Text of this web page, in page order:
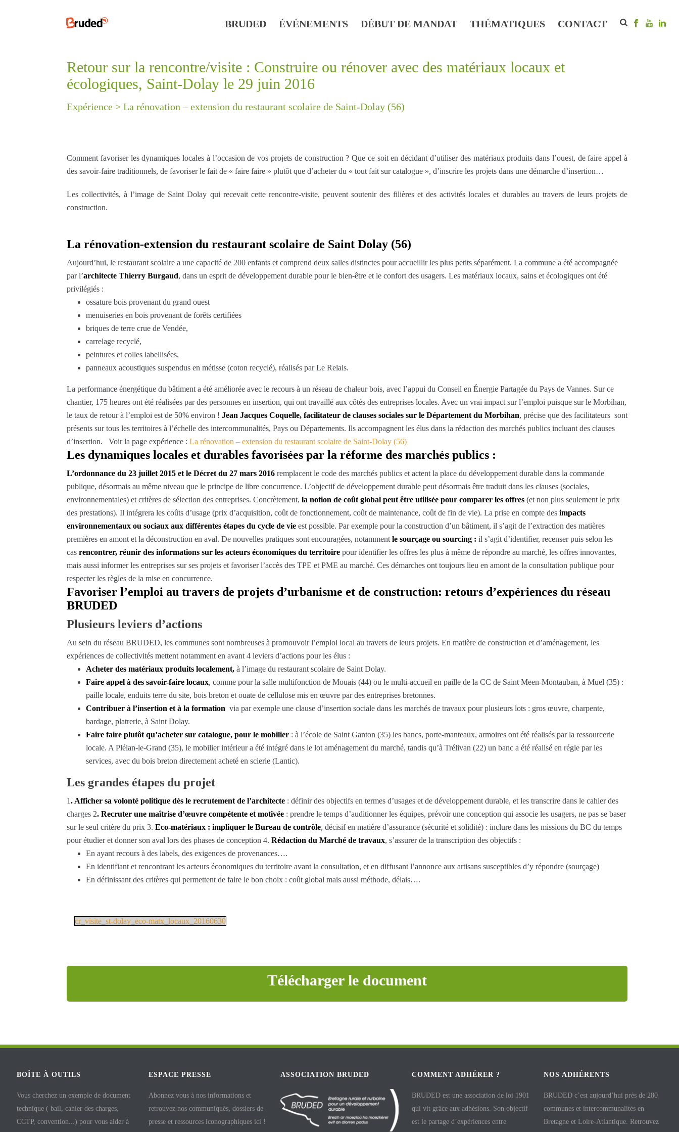
BRUDED ÉVÉNEMENTS DÉBUT DE MANDAT THÉMATIQUES CONTACT
Retour sur la rencontre/visite : Construire ou rénover avec des matériaux locaux et
écologiques, Saint-Dolay le 29 juin 2016
Expérience > La rénovation – extension du restaurant scolaire de Saint-Dolay (56)
Comment favoriser les dynamiques locales à l’occasion de vos projets de construction ? Que ce soit en décidant d’utiliser des matériaux produits dans l’ouest, de faire appel à
des savoir-faire traditionnels, de favoriser le fait de « faire faire » plutôt que d’acheter du « tout fait sur catalogue », d’inscrire les projets dans une démarche d’insertion…
Les collectivités, à l’image de Saint Dolay qui recevait cette rencontre-visite, peuvent soutenir des filières et des activités locales et durables au travers de leurs projets de
construction.
La rénovation-extension du restaurant scolaire de Saint Dolay (56)
Aujourd’hui, le restaurant scolaire a une capacité de 200 enfants et comprend deux salles distinctes pour accueillir les plus petits séparément. La commune a été accompagnée
par l’architecte Thierry Burgaud, dans un esprit de développement durable pour le bien-être et le confort des usagers. Les matériaux locaux, sains et écologiques ont été
privilégiés :
ossature bois provenant du grand ouest
menuiseries en bois provenant de forêts certifiées
briques de terre crue de Vendée,
carrelage recyclé,
peintures et colles labellisées,
panneaux acoustiques suspendus en métisse (coton recyclé), réalisés par Le Relais.
La performance énergétique du bâtiment a été améliorée avec le recours à un réseau de chaleur bois, avec l’appui du Conseil en Énergie Partagée du Pays de Vannes. Sur ce
chantier, 175 heures ont été réalisées par des personnes en insertion, qui ont travaillé aux côtés des entreprises locales. Avec un vrai impact sur l’emploi puisque sur le Morbihan,
le taux de retour à l’emploi est de 50% environ ! Jean Jacques Coquelle, facilitateur de clauses sociales sur le Département du Morbihan, précise que des facilitateurs sont
présents sur tous les territoires à l’échelle des intercommunalités, Pays ou Départements. Ils accompagnent les élus dans la rédaction des marchés publics incluant des clauses
d’insertion. Voir la page expérience : La rénovation – extension du restaurant scolaire de Saint-Dolay (56)
Les dynamiques locales et durables favorisées par la réforme des marchés publics :
L’ordonnance du 23 juillet 2015 et le Décret du 27 mars 2016 remplacent le code des marchés publics et actent la place du développement durable dans la commande
publique, désormais au même niveau que le principe de libre concurrence. L’objectif de développement durable peut désormais être traduit dans les clauses (sociales,
environnementales) et critères de sélection des entreprises. Concrètement, la notion de coût global peut être utilisée pour comparer les offres (et non plus seulement le prix
des prestations). Il intégrera les coûts d’usage (prix d’acquisition, coût de fonctionnement, coût de maintenance, coût de fin de vie). La prise en compte des impacts
environnementaux ou sociaux aux différentes étapes du cycle de vie est possible. Par exemple pour la construction d’un bâtiment, il s’agit de l’extraction des matières
premières en amont et la déconstruction en aval. De nouvelles pratiques sont encouragées, notamment le sourçage ou sourcing : il s’agit d’identifier, recenser puis selon les
cas rencontrer, réunir des informations sur les acteurs économiques du territoire pour identifier les offres les plus à même de répondre au marché, les offres innovantes,
mais aussi informer les entreprises sur ses projets et favoriser l’accès des TPE et PME au marché. Ces démarches ont toujours lieu en amont de la consultation publique pour
respecter les règles de la mise en concurrence.
Favoriser l’emploi au travers de projets d’urbanisme et de construction: retours d’expériences du réseau
BRUDED
Plusieurs leviers d’actions
Au sein du réseau BRUDED, les communes sont nombreuses à promouvoir l’emploi local au travers de leurs projets. En matière de construction et d’aménagement, les
expériences de collectivités mettent notamment en avant 4 leviers d’actions pour les élus :
Acheter des matériaux produits localement,à l’image du restaurant scolaire de Saint Dolay.
Faire appel à des savoir-faire locaux, comme pour la salle multifonction de Mouais (44) ou le multi-accueil en paille de la CC de Saint Meen-Montauban, à Muel (35) :
paille locale, enduits terre du site, bois breton et ouate de cellulose mis en œuvre par des entreprises bretonnes.
Contribuer à l’insertion et à la formation via par exemple une clause d’insertion sociale dans les marchés de travaux pour plusieurs lots : gros œuvre, charpente,
bardage, platrerie, à Saint Dolay.
Faire faire plutôt qu’acheter sur catalogue, pour le mobilier : à l’école de Saint Ganton (35) les bancs, porte-manteaux, armoires ont été réalisés par la ressourcerie
locale. A Plélan-le-Grand (35), le mobilier intérieur a été intégré dans le lot aménagement du marché, tandis qu’à Trélivan (22) un banc a été réalisé en régie par les
services, avec du bois breton directement acheté en scierie (Lantic).
Les grandes étapes du projet
1. Afficher sa volonté politique dès le recrutement de l’architecte : définir des objectifs en termes d’usages et de développement durable, et les transcrire dans le cahier des
charges 2. Recruter une maîtrise d’œuvre compétente et motivée : prendre le temps d’auditionner les équipes, prévoir une conception qui associe les usagers, ne pas se baser
sur le seul critère du prix 3. Eco-matériaux : impliquer le Bureau de contrôle, décisif en matière d’assurance (sécurité et solidité) : inclure dans les missions du BC du temps
pour étudier et donner son aval lors des phases de conception 4. Rédaction du Marché de travaux, s’assurer de la transcription des objectifs :
En ayant recours à des labels, des exigences de provenances….
En identifiant et rencontrant les acteurs économiques du territoire avant la consultation, et en diffusant l’annonce aux artisans susceptibles d’y répondre (sourçage)
En définissant des critères qui permettent de faire le bon choix : coût global mais aussi méthode, délais….
cr_visite_st-dolay_eco-matx_locaux_20160630
Télécharger le document
BOÎTE À OUTILS
Vous cherchez un exemple de document
technique ( bail, cahier des charges,
CCTP, convention...) pour vous aider à
ESPACE PRESSE
Abonnez vous à nos informations et
retrouvez nos communiqués, dossiers de
presse et ressources iconographiques ici !
ASSOCIATION BRUDED COMMENT ADHÉRER ?
BRUDED est une association de loi 1901
qui vit grâce aux adhésions. Son objectif
est le partage d’expériences entre
NOS ADHÉRENTS
BRUDED c’est aujourd’hui près de 280
communes et intercommunalités en
Bretagne et Loire-Atlantique. Retrouvez